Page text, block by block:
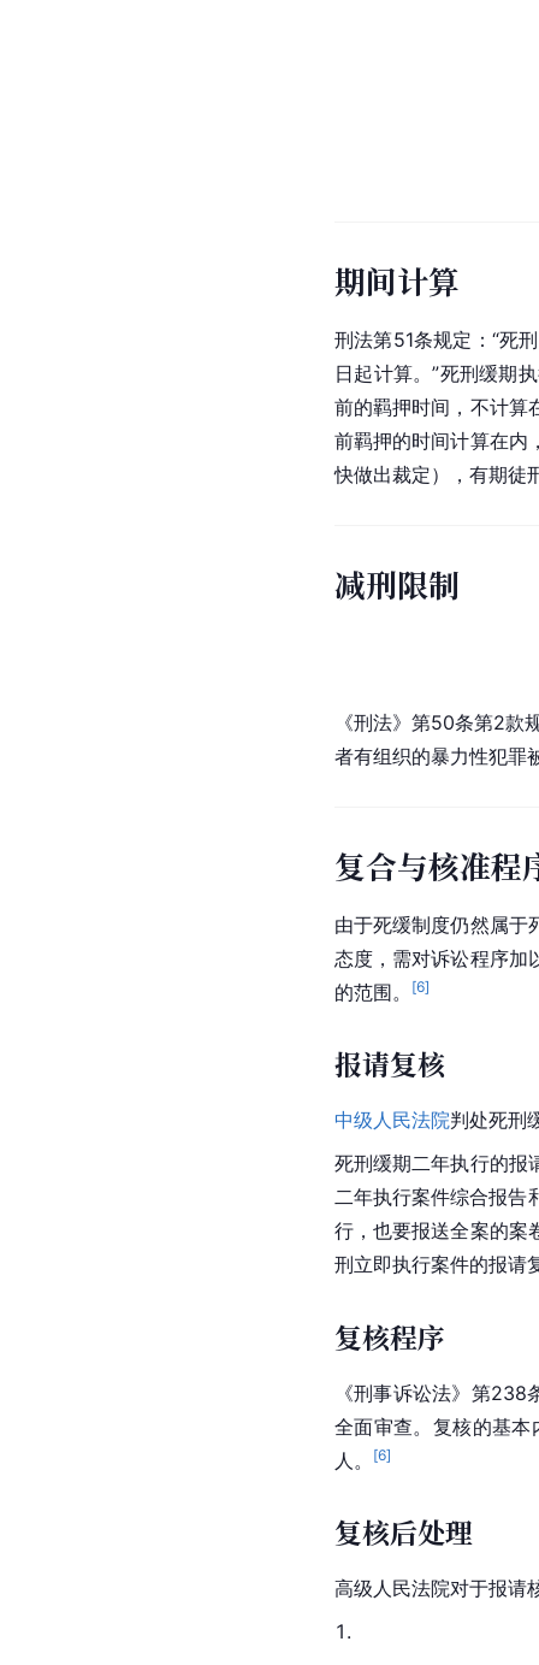
期间计算
刑法第51条规定：“死
日起计算。”死刑缓期
前的羁押时间，不计算
前羁押的时间计算在内
快做出裁定），有期徒
减刑限制
《刑法》第50条第2款
者有组织的暴力性犯罪
复合与核准程
由于死缓制度仍然属于
态度，需对诉讼程序加
的范围。
[6]
报请复核
中级人民法院判处死刑
死刑缓期二年执行的报
二年执行案件综合报告
行，也要报送全案的案
刑立即执行案件的报请
复核程序
《刑事诉讼法》第238
全面审查。复核的基
人。
[6]
复核后处理
高级人民法院对于报请